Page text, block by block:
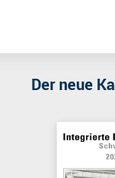
Der neue
Wir nutzen Cookies